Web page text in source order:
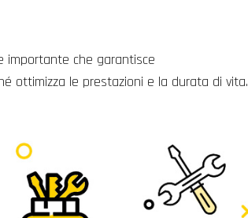
importante che garantisce
ottimizza le prestazioni e la durata di vita.